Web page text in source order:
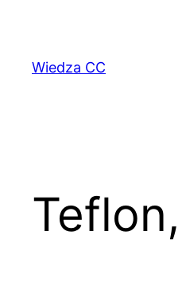
treściWiedza CC